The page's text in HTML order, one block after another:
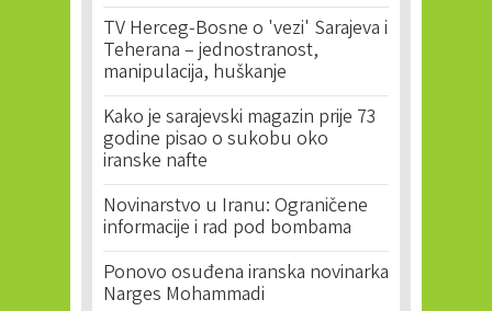
TV Herceg-Bosne o 'vezi' Sarajeva i
Teherana – jednostranost,
manipulacija, huškanje
Kako je sarajevski magazin prije 73
godine pisao o sukobu oko
iranske nafte
Novinarstvo u Iranu: Ograničene
informacije i rad pod bombama
Ponovo osuđena iranska novinarka
Narges Mohammadi